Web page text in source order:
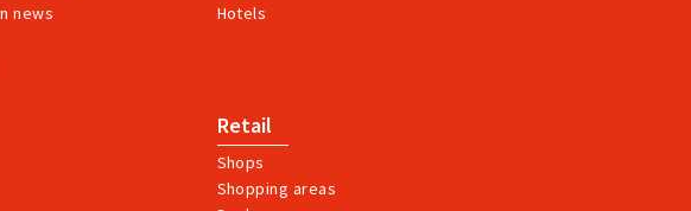
news
Hotels
Retail
Shops
Shopping areas